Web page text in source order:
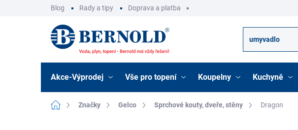
Blog Rady a tipy Doprava a platba
Akce-Výprodej Vše pro topení Koupelny Kuchyně
Domů Značky Gelco Sprchové kouty, dveře, stěny Dragon